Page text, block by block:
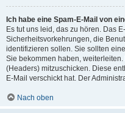
Ich habe eine Spam-E-Mail von
Es tut uns leid, das zu hören. Das
Sicherheitsvorkehrungen, die
identifizieren sollen. Sie sollten
Sie bekommen haben,
(Headers) mitzuschicken. Diese
E-Mail verschickt hat. Der
Nach oben